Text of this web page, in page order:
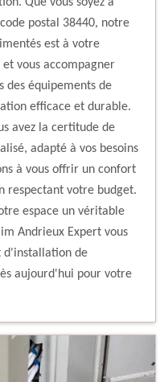
postal 38440, notre
est à votre
vous accompagner
des équipements de
efficace et durable.
avez la certitude de
adapté à vos besoins
à vous offrir un confort
respectant votre budget.
espace un véritable
Andrieux Expert vous
d'installation de
aujourd'hui pour votre